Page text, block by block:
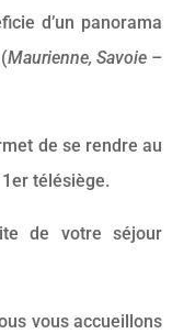
d’un panorama
(Maurienne, Savoie –
de se rendre au
télésiège.
de votre séjour
vous accueillons